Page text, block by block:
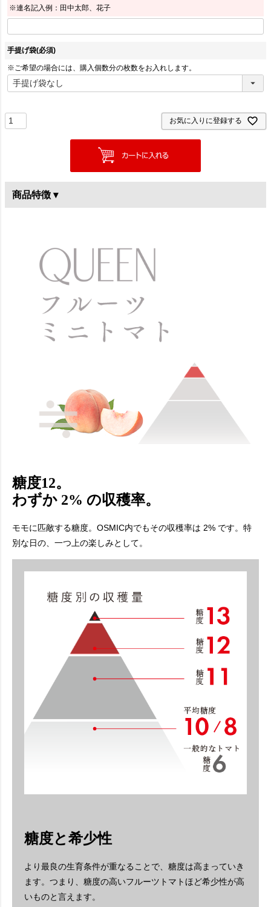
※連名記入例：田中太郎、花子
手提げ袋(必須)
※ご希望の場合には、購入個数分の枚数をお入れします。
お気に入りに登録する
商品特徴 ▾
糖度12。
わずか 2% の収穫率。
モモに匹敵する糖度。OSMIC内でもその収穫率は 2% です。 特
別な日の、一つ上の楽しみとして。
糖度と希少性
より最良の生育条件が重なることで、糖度は高まっていき
ます。 つまり、糖度の高いフルーツトマトほど希少性が高
いものと言えます。